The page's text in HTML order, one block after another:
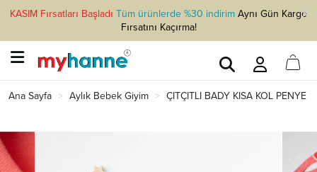
KASIM Fırsatları Başladı Tüm ürünlerde %30 indirimAynı Gün Kargo
Fırsatını Kaçırma!
Ana Sayfa Aylık Bebek Giyim ÇITÇITLI BADY KISA KOL PENYE